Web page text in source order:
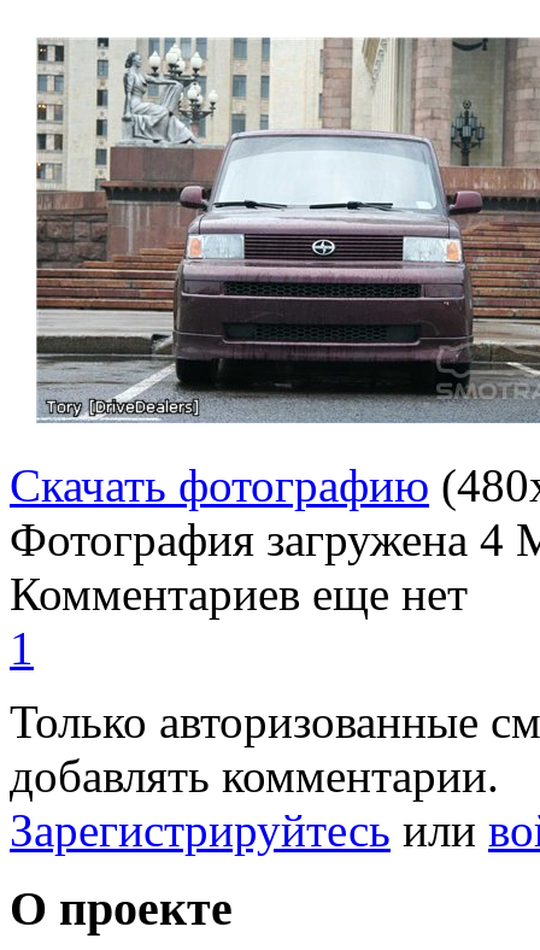
Скачать фотографию
Фотография загружена 4
Комментариев еще нет
1
Только авторизованные
добавлять комментарии.
Зарегистрируйтесь или
О проекте